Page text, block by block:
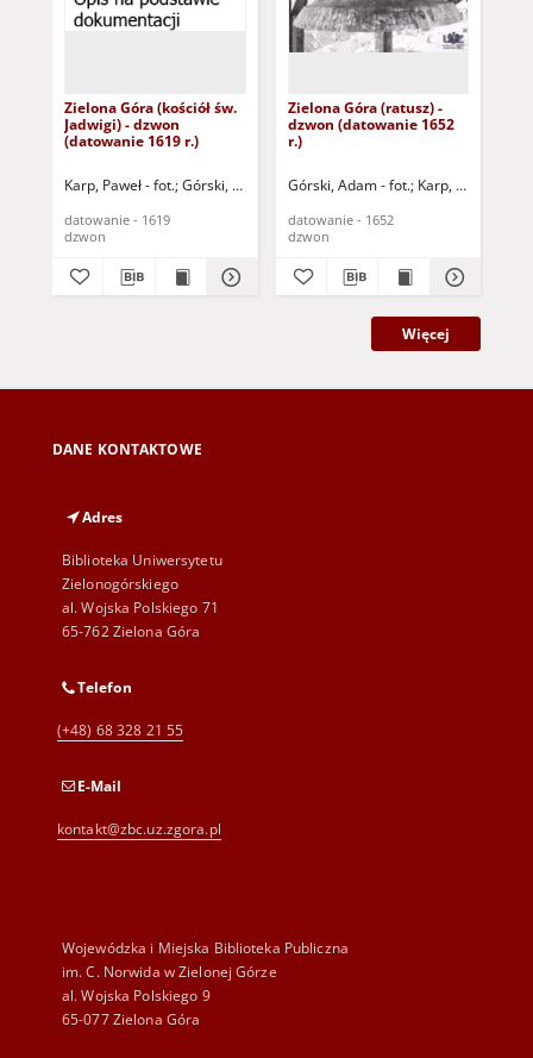
Zielona Góra (kościół św.
Jadwigi) - dzwon
(datowanie 1619 r.)
Karp, Paweł - fot. Górski, Adam - fot.
datowanie - 1619
dzwon
Zielona Góra (ratusz) -
dzwon (datowanie 1652
r.)
Górski, Adam - fot. Karp, Paweł - fot.
datowanie - 1652
dzwon
Więcej
DANE KONTAKTOWE
Adres
Biblioteka Uniwersytetu
Zielonogórskiego
al. Wojska Polskiego 71
65-762 Zielona Góra
Telefon
(+48) 68 328 21 55
E-Mail
kontakt@zbc.uz.zgora.pl
Wojewódzka i Miejska Biblioteka Publiczna
im. C. Norwida w Zielonej Górze
al. Wojska Polskiego 9
65-077 Zielona Góra